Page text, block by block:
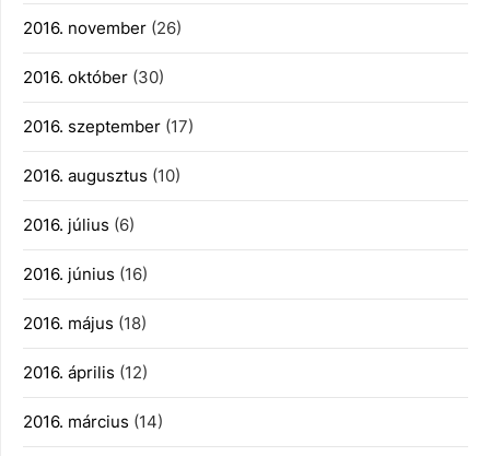
2016. november (26)
2016. október (30)
2016. szeptember (17)
2016. augusztus (10)
2016. július (6)
2016. június (16)
2016. május (18)
2016. április (12)
2016. március (14)